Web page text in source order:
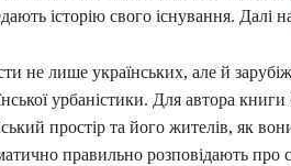
історію свого існування. Далі
не лише українських, але й
урбаністики. Для автора
простір та його жителів, як
правильно розповідають про